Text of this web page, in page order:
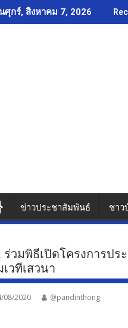
ศุกร์, สิงหาคม 7, 2026
ข่าวประชาสัมพันธ์ ชาว
ร่วมพิธีเปิดโครงการป
เวทีเสวนา
08/2020 @pandinthong